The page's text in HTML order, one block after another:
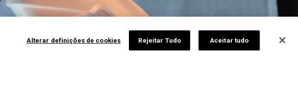
Alterar definições de cookies Rejeitar Tudo Aceitar tudo